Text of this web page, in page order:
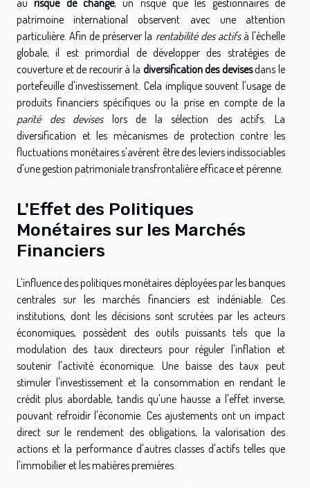
patrimoine international observent avec une attention
particulière. Afin de préserver la rentabilité des actifsà l'échelle
globale, il est primordial de développer des stratégies de
couverture et de recourir à la diversification des devisesdans le
portefeuille d'investissement. Cela implique souvent l'usage de
produits financiers spécifiques ou la prise en compte de la
parité des deviseslors de la sélection des actifs. La
diversification et les mécanismes de protection contre les
fluctuations monétaires s'avèrent être des leviers indissociables
d'une gestion patrimoniale transfrontalière efficace et pérenne.
L'Effet des Politiques
Monétaires sur les Marchés
Financiers
L'influence des politiques monétaires déployées par les banques
centrales sur les marchés financiers est indéniable. Ces
institutions, dont les décisions sont scrutées par les acteurs
économiques, possèdent des outils puissants tels que la
modulation des taux directeurs pour réguler l'inflation et
soutenir l'activité économique. Une baisse des taux peut
stimuler l'investissement et la consommation en rendant le
crédit plus abordable, tandis qu'une hausse a l'effet inverse,
pouvant refroidir l'économie. Ces ajustements ont un impact
direct sur le rendement des obligations, la valorisation des
actions et la performance d'autres classes d'actifs telles que
l'immobilier et les matières premières.